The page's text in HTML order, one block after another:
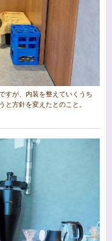
すが、内装を整えていくうち
と方針を変えたとのこと。